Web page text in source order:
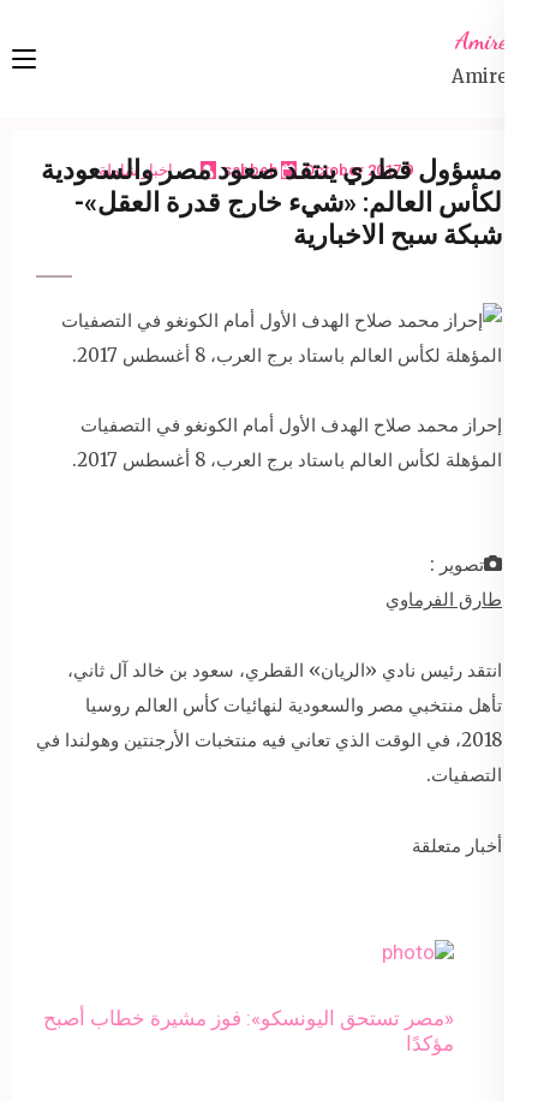
content
Amireta
Amireta
9 October 2017
sabbeh اخبار شاملة
مسؤول قطري ينتقد صعود مصر والسعودية
لكأس العالم: «شيء خارج قدرة العقل»-
شبكة سبح الاخبارية
إحراز محمد صلاح الهدف الأول أمام الكونغو في التصفيات
المؤهلة لكأس العالم باستاد برج العرب، 8 أغسطس 2017.
تصوير :
طارق الفرماوي
انتقد رئيس نادي «الريان» القطري، سعود بن خالد آل ثاني،
تأهل منتخبي مصر والسعودية لنهائيات كأس العالم روسيا
2018، في الوقت الذي تعاني فيه منتخبات الأرجنتين وهولندا في
التصفيات.
أخبار متعلقة
«مصر تستحق اليونسكو»: فوز مشيرة خطاب أصبح
مؤكدًا